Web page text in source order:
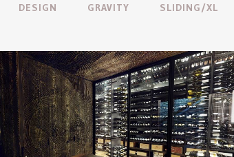
DESIGN GRAVITY SLIDING/XL
DETAILS ZIEN